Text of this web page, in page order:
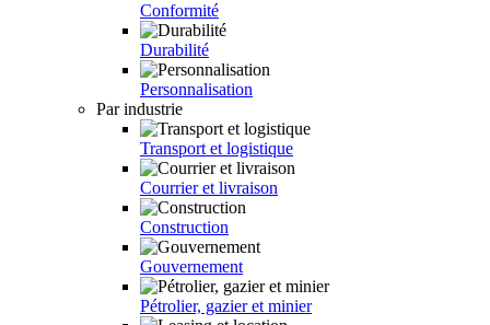
Conformité
Durabilité
Personnalisation
Par industrie
Transport et logistique
Courrier et livraison
Construction
Gouvernement
Pétrolier, gazier et minier